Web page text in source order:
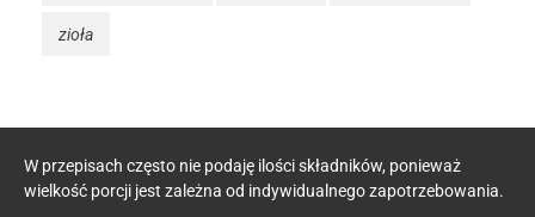
zioła
W przepisach często nie podaję ilości składników, ponieważ
wielkość porcji jest zależna od indywidualnego zapotrzebowania.